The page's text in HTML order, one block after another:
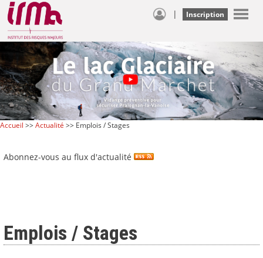
| Inscription
Accueil >>Actualité >> Emplois / Stages
Abonnez-vous au flux d'actualité
Emplois / Stages